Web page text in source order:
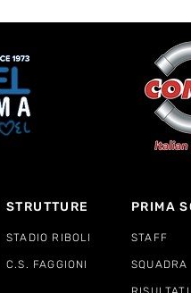
STRUTTURE PRIMA
STADIO RIBOLI STAFF
C.S. FAGGIONI SQUADRA